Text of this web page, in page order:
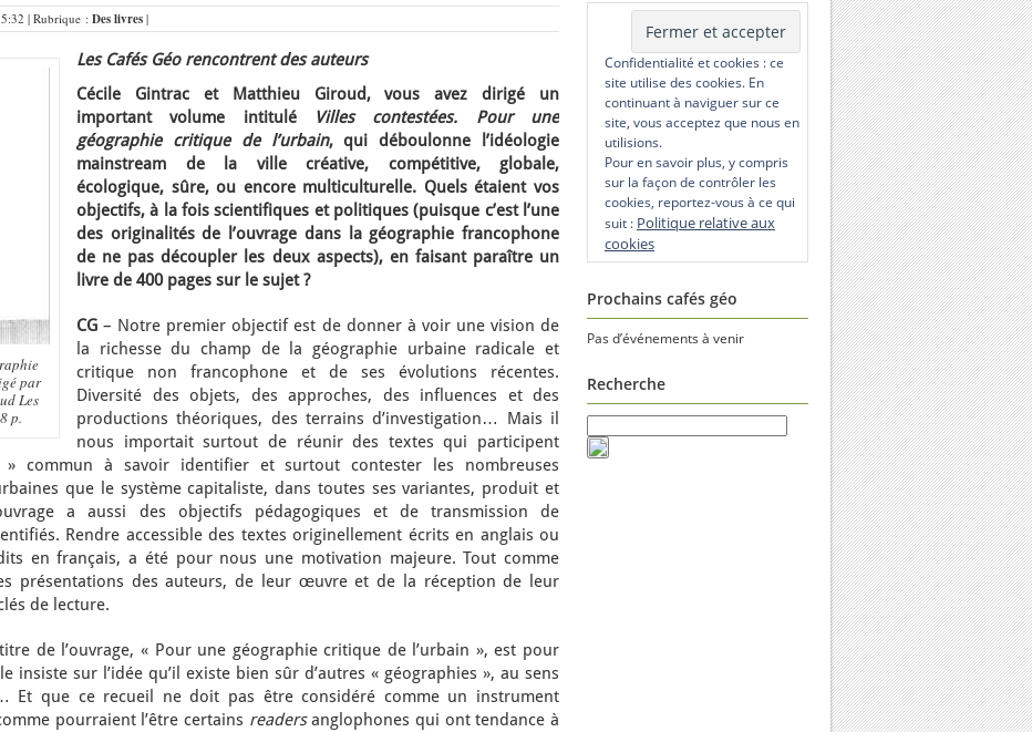
| Rubrique : Des livres |
par
Les
p.
Les Cafés Géo rencontrent des auteurs
Cécile Gintrac et Matthieu Giroud, vous avez dirigé un
important volume intitulé
Villes contestées. Pour une
géographie critique de l’urbain, qui déboulonne l’idéologie
mainstream de la ville créative, compétitive, globale,
écologique, sûre, ou encore multiculturelle. Quels étaient vos
objectifs, à la fois scientifiques et politiques (puisque c’est l’une
des originalités de l’ouvrage dans la géographie francophone
de ne pas découpler les deux aspects), en faisant paraître un
livre de 400 pages sur le sujet ?
CG – Notre premier objectif est de donner à voir une vision de
la richesse du champ de la géographie urbaine radicale et
critique non francophone et de ses évolutions récentes.
Diversité des objets, des approches, des influences et des
productions théoriques, des terrains d’investigation… Mais il
nous importait surtout de réunir des textes qui participent
commun à savoir identifier et surtout contester les nombreuses
que le système capitaliste, dans toutes ses variantes, produit et
a aussi des objectifs pédagogiques et de transmission de
Rendre accessible des textes originellement écrits en anglais ou
en français, a été pour nous une motivation majeure. Tout comme
présentations des auteurs, de leur œuvre et de la réception de leur
de lecture.
de l’ouvrage, « Pour une géographie critique de l’urbain », est pour
insiste sur l’idée qu’il existe bien sûr d’autres « géographies », au sens
Et que ce recueil ne doit pas être considéré comme un instrument
pourraient l’être certains readersanglophones qui ont tendance à
Confidentialité et cookies : ce
site utilise des cookies. En
continuant à naviguer sur ce
site, vous acceptez que nous en
utilisions.
Pour en savoir plus, y compris
sur la façon de contrôler les
cookies, reportez-vous à ce qui
suit : Politique relative aux
cookies
Prochains cafés géo
Pas d’événements à venir
Recherche